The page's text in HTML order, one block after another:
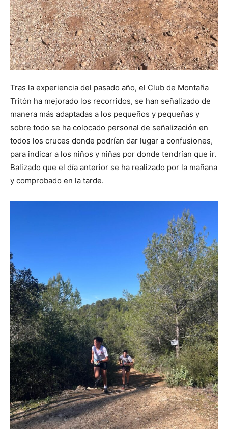
Tras la experiencia del pasado año, el Club de Montaña
Tritón ha mejorado los recorridos, se han señalizado de
manera más adaptadas a los pequeños y pequeñas y
sobre todo se ha colocado personal de señalización en
todos los cruces donde podrían dar lugar a confusiones,
para indicar a los niños y niñas por donde tendrían que ir.
Balizado que el día anterior se ha realizado por la mañana
y comprobado en la tarde.